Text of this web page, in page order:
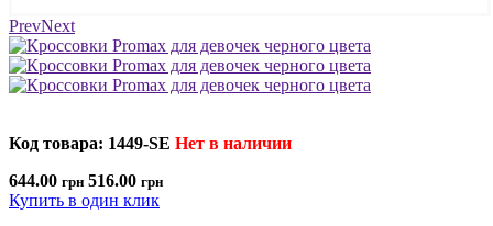
PrevNext
Код товара: 1449-SE Нет в наличии
644.00 грн 516.00 грн
Купить в один клик